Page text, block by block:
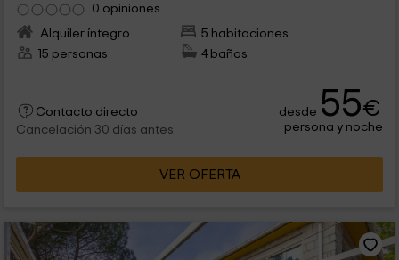
0 opiniones
Alquiler íntegro
5 habitaciones
15 personas
4 baños
Contacto directo
Cancelación 30 días antes
desde 55€
persona y noche
VER OFERTA